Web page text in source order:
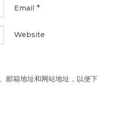
Email *
Website
邮箱地址和网站地址，以便下